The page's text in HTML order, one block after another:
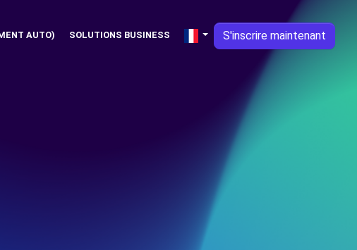
AUTO) SOLUTIONS BUSINESS S'inscrire maintenant